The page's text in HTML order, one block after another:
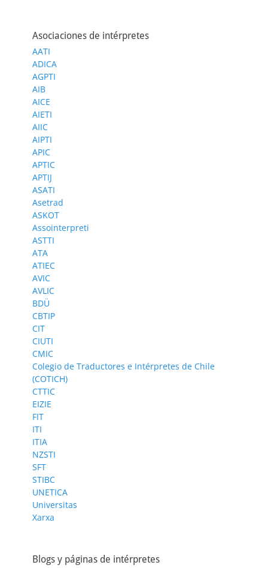
Asociaciones de intérpretes
AATI
ADICA
AGPTI
AIB
AICE
AIETI
AIIC
AIPTI
APIC
APTIC
APTIJ
ASATI
Asetrad
ASKOT
Assointerpreti
ASTTI
ATA
ATIEC
AVIC
AVLIC
BDÜ
CBTIP
CIT
CIUTI
CMIC
Colegio de Traductores e Intérpretes de Chile
(COTICH)
CTTIC
EIZIE
FIT
ITI
ITIA
NZSTI
SFT
STIBC
UNETICA
Universitas
Xarxa
Blogs y páginas de intérpretes